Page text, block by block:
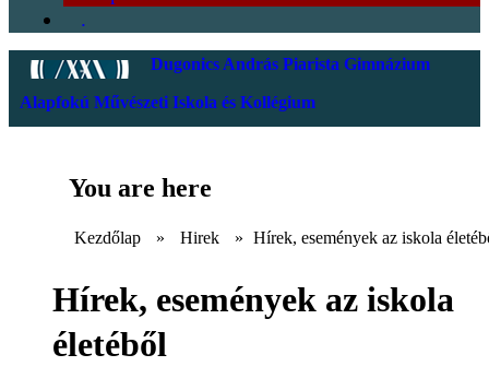
.
Dugonics András Piarista Gimnázium
Alapfokú Művészeti Iskola és Kollégium
You are here
Kezdőlap » Hirek » Hírek, események az iskola
Hírek, események az iskola
életéből